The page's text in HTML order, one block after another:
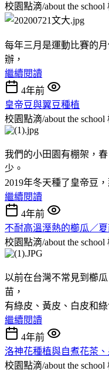
校園點滴/about the school
每年三月是運動比賽的
辦，
繼續閱讀
4年前
皇帝豆與翼豆種植
校園點滴/about the school
我們的小田園有棚架，
少。
2019年冬天種了皇帝豆
繼續閱讀
4年前
不耐高溫溼熱的櫛瓜／
校園點滴/about the school
以前在台灣不常見到櫛
苗，
有綠皮、黃皮、白皮和
繼續閱讀
4年前
洛神花種植與自煮花茶
校園點滴/about the school